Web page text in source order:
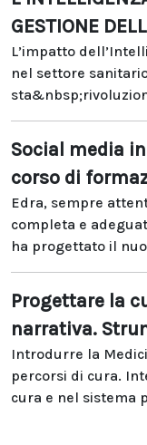
GESTIONE
L’impatto
nel settore
Social media
corso di
Edra, sempre
completa e
ha progettato il
Progettare la
narrativa.
Introdurre la
percorsi di cura.
cura e nel sistema